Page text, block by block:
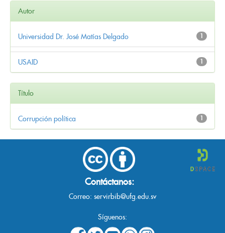
Autor
1
Universidad Dr. José Matías Delgado
1
USAID
Título
1
Corrupción política
Contáctanos:
Correo: servirbib@ufg.edu.sv
Síguenos: